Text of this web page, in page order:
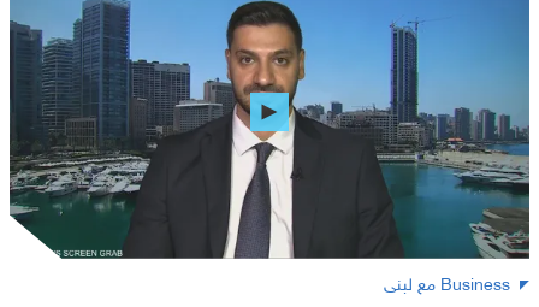
Business مع لبنى